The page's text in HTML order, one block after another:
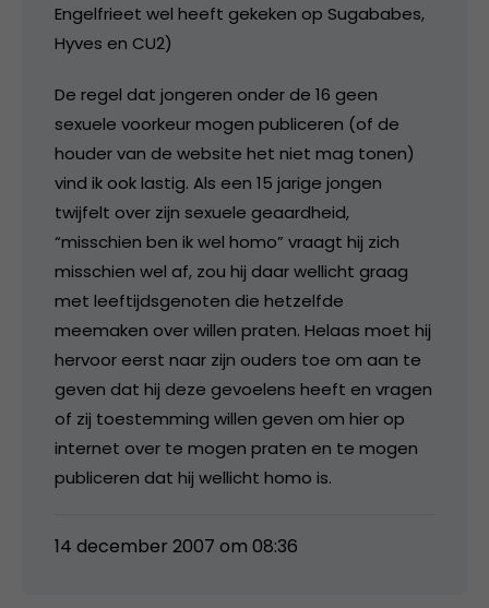
Engelfrieet wel heeft gekeken op Sugababes,
Hyves en CU2)
De regel dat jongeren onder de 16 geen
sexuele voorkeur mogen publiceren (of de
houder van de website het niet mag tonen)
vind ik ook lastig. Als een 15 jarige jongen
twijfelt over zijn sexuele geaardheid,
“misschien ben ik wel homo” vraagt hij zich
misschien wel af, zou hij daar wellicht graag
met leeftijdsgenoten die hetzelfde
meemaken over willen praten. Helaas moet hij
hervoor eerst naar zijn ouders toe om aan te
geven dat hij deze gevoelens heeft en vragen
of zij toestemming willen geven om hier op
internet over te mogen praten en te mogen
publiceren dat hij wellicht homo is.
14 december 2007 om 08:36